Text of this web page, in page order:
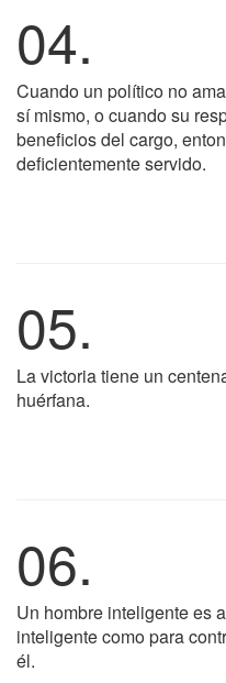
04.
Cuando un político no
sí mismo, o cuando su
beneficios del cargo,
deficientemente servido.
05.
La victoria tiene un
huérfana.
06.
Un hombre inteligente es
inteligente como para
él.